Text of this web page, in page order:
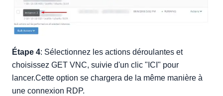
Étape 4: Sélectionnez les actions déroulantes et
choisissez GET VNC, suivie d'un clic "ICI" pour
lancer.Cette option se chargera de la même manière à
une connexion RDP.